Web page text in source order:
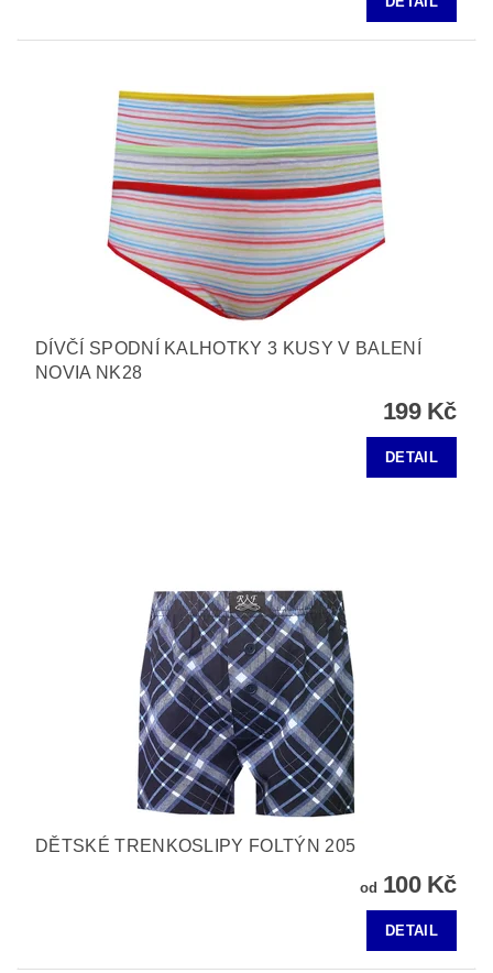
DÍVČÍ SPODNÍ KALHOTKY 3 KUSY V BALENÍ
NOVIA NK28
199 Kč
DETAIL
DĚTSKÉ TRENKOSLIPY FOLTÝN 205
od 100 Kč
DETAIL